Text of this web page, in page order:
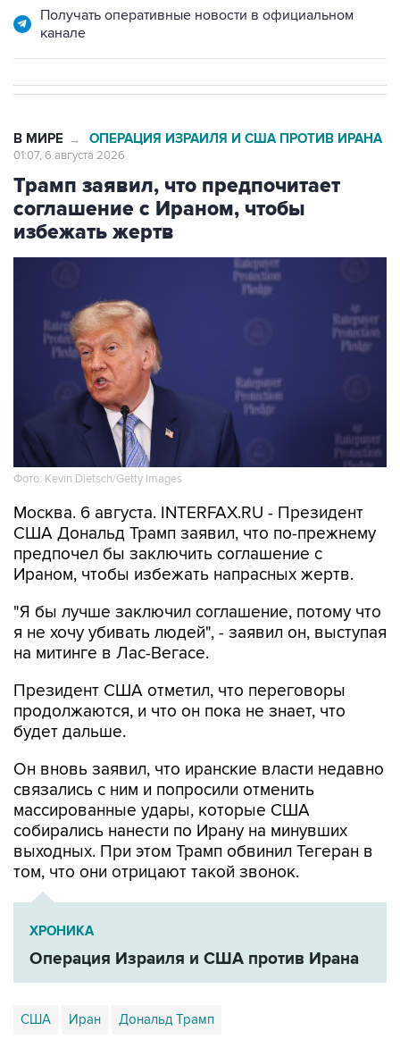
Трамп заявил, что предпочитает
соглашение с Ираном, чтобы
избежать жертв
Фото: Kevin Dietsch/Getty Images
Москва. 6 августа. INTERFAX.RU - Президент
предпочел бы заключить соглашение с
Ираном, чтобы избежать напрасных жертв.
"Я бы лучше заключил соглашение, потому что
на митинге в Лас-Вегасе.
Президент США отметил, что переговоры
будет дальше.
Он вновь заявил, что иранские власти недавно
массированные удары, которые США
собирались нанести по Ирану на минувших
выходных. При этом Трамп обвинил Тегеран в
том, что они отрицают такой звонок.
ХРОНИКА
Операция Израиля и США против Ирана
США Иран Дональд Трамп